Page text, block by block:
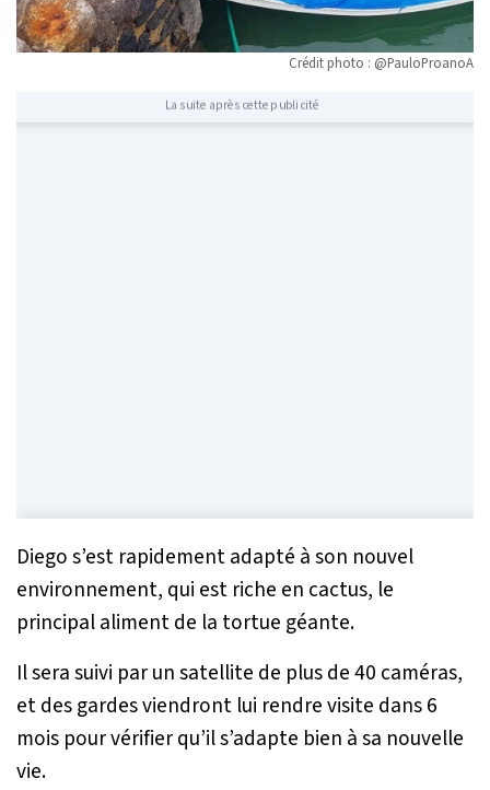
Crédit photo : @PauloProanoA
La suite après cette publicité
Diego s’est rapidement adapté à son nouvel
environnement, qui est riche en cactus, le
principal aliment de la tortue géante.
Il sera suivi par un satellite de plus de 40 caméras,
et des gardes viendront lui rendre visite dans 6
mois pour vérifier qu’il s’adapte bien à sa nouvelle
vie.